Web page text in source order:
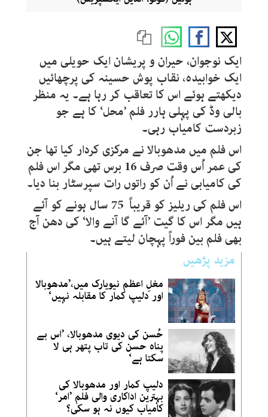
ایک نوجوان، حیران و پریشان ایک حویلی میں
ایک خوابیدہ، نقاب پوش حسینہ کی پرچھائیں
دیکھتے ہوئے اس کا تعاقب کر رہا ہے۔ یہ منظر
بالی وڈ کی پہلی ہارر فلم ’محل‘ کا ہے جو
زبردست کامیاب رہی۔
اس فلم میں مدھوبالا نے مرکزی کردار کیا تھا جن
کی عمر اُس وقت صرف 16 برس تھی مگر اس فلم
کی کامیابی نے اُن کو راتوں رات سپرسٹار بنا دیا۔
اس فلم کی ریلیز کو قریباً 75 سال ہونے کو آئے
ہیں مگر اس کا گیت ’آئے گا آنے والا‘ کی دھن آج
بھی فلم بین فوراً پہچان لیتے ہیں۔
مزید پڑھیں
مغلِ اعظم نیویارک میں،’مدھوبالا
اور دلیپ کمار کا مقابلہ نہیں‘
حُسن کی دیوی مدھوبالا، ’اس بے
پناہ حسن کی تاب پتھر ہی لا
سکتا ہے‘
دلیپ کمار اور مدھوبالا کی
بہترین اداکاری والی فلم ’امر‘
کامیاب کیوں نہ ہو سکی؟